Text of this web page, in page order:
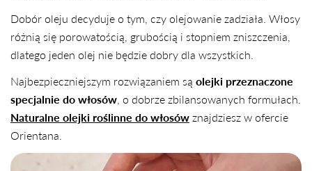
Dobór oleju decyduje o tym, czy olejowanie zadziała. Włosy
różnią się porowatością, grubością i stopniem zniszczenia,
dlatego jeden olej nie będzie dobry dla wszystkich.
Najbezpieczniejszym rozwiązaniem są olejki przeznaczone
specjalnie do włosów , o dobrze zbilansowanych formułach.
Naturalne olejki roślinne do włosów znajdziesz w ofercie
Orientana.